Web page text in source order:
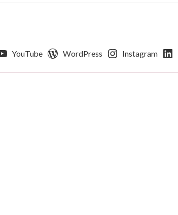
YouTube WordPress Instagram